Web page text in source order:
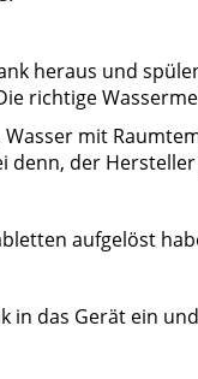
heraus und
richtige
mit
denn, der
aufgelöst
in das Gerät ein